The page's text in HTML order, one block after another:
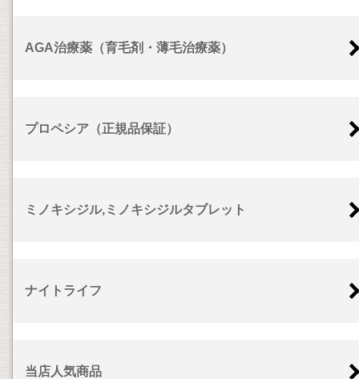
AGA治療薬（育毛剤・薄毛治療薬）
プロペシア（正規品保証）
ミノキシジル,ミノキシジルタブレット
ナイトライフ
当店人気商品